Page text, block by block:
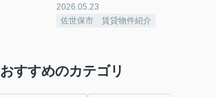
2026.05.23
佐世保市 賃貸物件紹介
おすすめのカテゴリ